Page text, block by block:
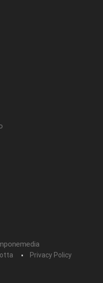
Privacy Policy